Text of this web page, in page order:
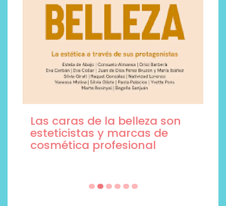
Las caras de la belleza son
esteticistas y marcas de
cosmética profesional